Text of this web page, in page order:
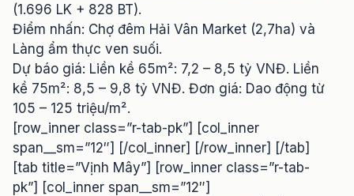
(1.696 LK + 828 BT).
Điểm nhấn: Chợ đêm Hải Vân Market (2,7ha) và
Làng ẩm thực ven suối.
Dự báo giá: Liền kề 65m²: 7,2 – 8,5 tỷ VNĐ. Liền
kề 75m²: 8,5 – 9,8 tỷ VNĐ. Đơn giá: Dao động từ
105 – 125 triệu/m².
[row_inner class=”r-tab-pk”] [col_inner
span__sm=”12″] [/col_inner] [/row_inner] [/tab]
[tab title=”Vịnh Mây”] [row_inner class=”r-tab-
pk”] [col_inner span__sm=”12″]